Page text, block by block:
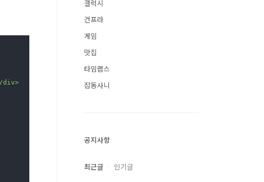
div>
갤럭시
건프라
게임
맛집
타임랩스
잡동사니
공지사항
최근글 인기글